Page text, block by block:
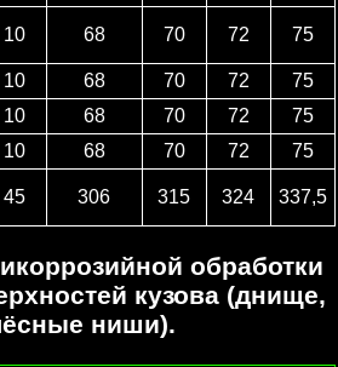
10 68 70 72 75
10 68 70 72
75
10 68 70 72
75
10 68 70 72
75
45 306 315 324 337,5
обработки
кузова (днище,
ниши).